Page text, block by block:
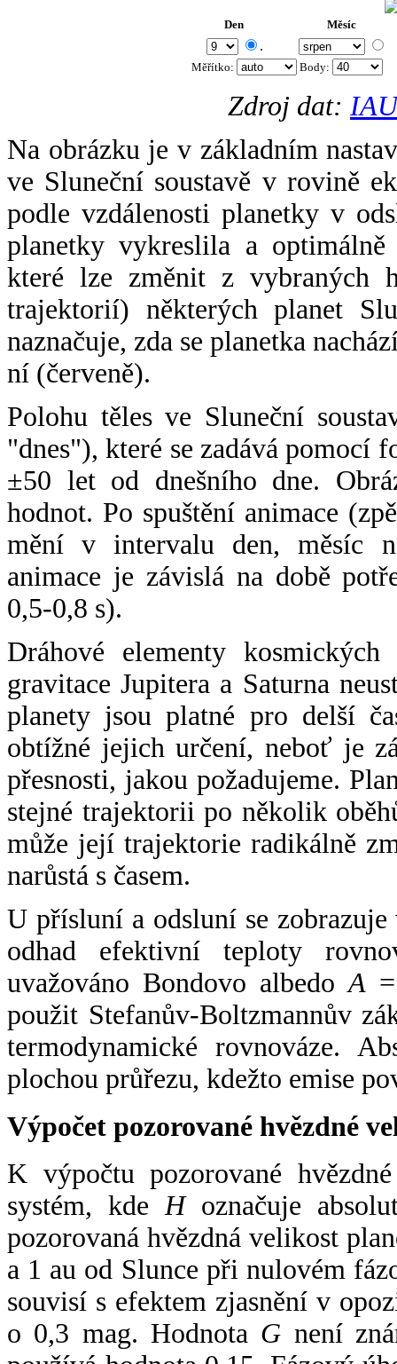
Den Měsíc
.
Měřítko: Body:
Zdroj dat:
Na obrázku je v základním
ve Sluneční soustavě v rovině
podle vzdálenosti planetky v
planetky vykreslila a
které lze změnit z vybraných
trajektorií) některých planet
naznačuje, zda se planetka
ní (červeně).
Polohu těles ve Sluneční
"dnes"), které se zadává pomocí
±50 let od dnešního dne.
hodnot. Po spuštění animace
mění v intervalu den, měsíc
animace je závislá na době
0,5-0,8 s).
Dráhové elementy
gravitace Jupitera a Saturna
planety jsou platné pro delší
obtížné jejich určení, neboť je
přesnosti, jakou požadujeme.
stejné trajektorii po několik
může její trajektorie radikálně
narůstá s časem.
U přísluní a odsluní se
odhad efektivní teploty
uvažováno Bondovo albedoA
použit Stefanův-Boltzmannův
termodynamické rovnováze.
plochou průřezu, kdežto emise
Výpočet pozorované hvězdné
K výpočtu pozorované
systém, kde Hoznačuje
pozorovaná hvězdná velikost
a 1 au od Slunce při nulovém
souvisí s efektem zjasnění v
o 0,3 mag. Hodnota G není